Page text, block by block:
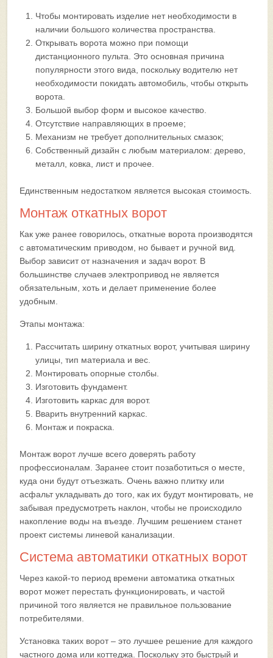
Чтобы монтировать изделие нет необходимости в
наличии большого количества пространства.
Открывать ворота можно при помощи
дистанционного пульта. Это основная причина
популярности этого вида, поскольку водителю нет
необходимости покидать автомобиль, чтобы открыть
ворота.
Большой выбор форм и высокое качество.
Отсутствие направляющих в проеме;
Механизм не требует дополнительных смазок;
Собственный дизайн с любым материалом: дерево,
металл, ковка, лист и прочее.
Единственным недостатком является высокая стоимость.
Монтаж откатных ворот
Как уже ранее говорилось, откатные ворота производятся
с автоматическим приводом, но бывает и ручной вид.
Выбор зависит от назначения и задач ворот. В
большинстве случаев электропривод не является
обязательным, хоть и делает применение более
удобным.
Этапы монтажа:
Рассчитать ширину откатных ворот, учитывая ширину
улицы, тип материала и вес.
Монтировать опорные столбы.
Изготовить фундамент.
Изготовить каркас для ворот.
Вварить внутренний каркас.
Монтаж и покраска.
Монтаж ворот лучше всего доверять работу
профессионалам. Заранее стоит позаботиться о месте,
куда они будут отъезжать. Очень важно плитку или
асфальт укладывать до того, как их будут монтировать, не
забывая предусмотреть наклон, чтобы не происходило
накопление воды на въезде. Лучшим решением станет
проект системы линевой канализации.
Система автоматики откатных ворот
Через какой-то период времени автоматика откатных
ворот может перестать функционировать, и частой
причиной того является не правильное пользование
потребителями.
Установка таких ворот – это лучшее решение для каждого
частного дома или коттеджа. Поскольку это быстрый и